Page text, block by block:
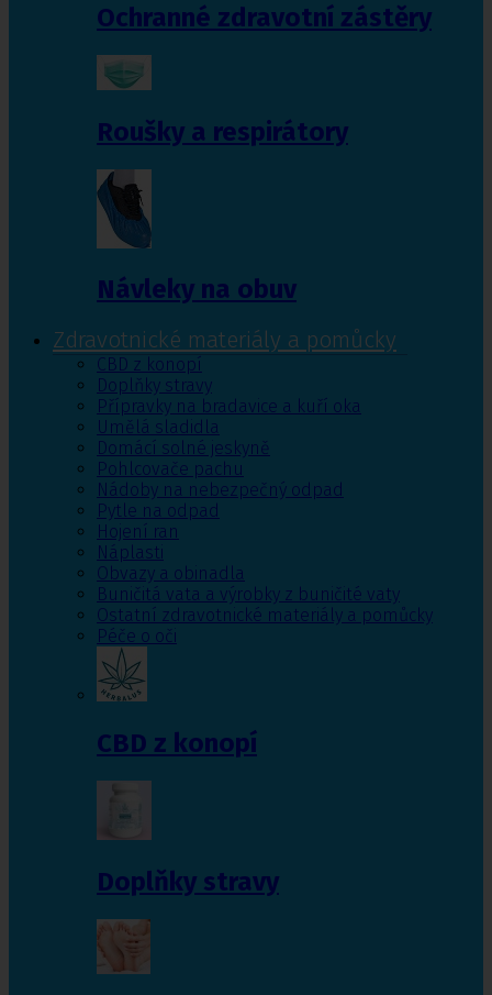
Ochranné zdravotní zástěry
Roušky a respirátory
Návleky na obuv
Zdravotnické materiály a pomůcky
CBD z konopí
Doplňky stravy
Přípravky na bradavice a kuří oka
Umělá sladidla
Domácí solné jeskyně
Pohlcovače pachu
Nádoby na nebezpečný odpad
Pytle na odpad
Hojení ran
Náplasti
Obvazy a obinadla
Buničitá vata a výrobky z buničité vaty
Ostatní zdravotnické materiály a pomůcky
Péče o oči
CBD z konopí
Doplňky stravy